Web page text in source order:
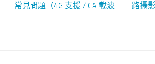
常見問題（4G 支援 / CA 載波聚
路攝